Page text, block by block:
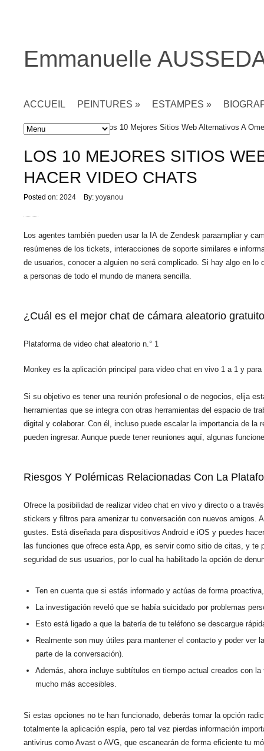
Emmanuelle
ACCUEIL PEINTURES » ESTAMPES »
Accueil » Los 10 Mejores Sitios Web Alternativos A
LOS 10 MEJORES SITIOS
HACER VIDEO CHATS
Posted on: 2024 By: yoyanou
Los agentes también pueden usar la IA de Zendesk paraampliar y
resúmenes de los tickets, interacciones de soporte similares e
de usuarios, conocer a alguien no será complicado. Si hay algo en
a personas de todo el mundo de manera sencilla.
¿Cuál es el mejor chat de cámara aleatorio
Plataforma de video chat aleatorio n.° 1
Monkey es la aplicación principal para video chat en vivo 1 a 1 y
Si su objetivo es tener una reunión profesional o de negocios, elija
herramientas que se integra con otras herramientas del espacio de
digital y colaborar. Con él, incluso puede escalar la importancia de la
pueden ingresar. Aunque puede tener reuniones aquí, algunas
Riesgos Y Polémicas Relacionadas Con La
Ofrece la posibilidad de realizar video chat en vivo y directo o a
stickers y filtros para amenizar tu conversación con nuevos amigos.
gustes. Está diseñada para dispositivos Android e iOS y puedes
las funciones que ofrece esta App, es servir como sitio de citas, y
seguridad de sus usuarios, por lo cual ha habilitado la opción de
Ten en cuenta que si estás informado y actúas de forma
La investigación reveló que se había suicidado por problemas
Esto está ligado a que la batería de tu teléfono se descargue
Realmente son muy útiles para mantener el contacto y poder ver
parte de la conversación).
Además, ahora incluye subtítulos en tiempo actual creados con
mucho más accesibles.
Si estas opciones no te han funcionado, deberás tomar la opción
totalmente la aplicación espía, pero tal vez pierdas información
antivirus como Avast o AVG, que escanearán de forma eficiente tu